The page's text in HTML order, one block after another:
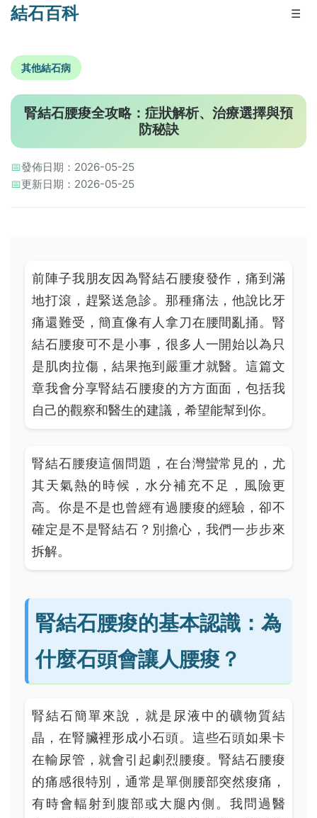
結石百科 ☰
其他結石病
腎結石腰痠全攻略：症狀解析、治療選擇與預
防秘訣
📅發佈日期：2026-05-25
📅更新日期：2026-05-25
前陣子我朋友因為腎結石腰痠發作，痛到滿
地打滾，趕緊送急診。那種痛法，他說比牙
痛還難受，簡直像有人拿刀在腰間亂捅。腎
結石腰痠可不是小事，很多人一開始以為只
是肌肉拉傷，結果拖到嚴重才就醫。這篇文
章我會分享腎結石腰痠的方方面面，包括我
自己的觀察和醫生的建議，希望能幫到你。
腎結石腰痠這個問題，在台灣蠻常見的，尤
其天氣熱的時候，水分補充不足，風險更
高。你是不是也曾經有過腰痠的經驗，卻不
確定是不是腎結石？別擔心，我們一步步來
拆解。
腎結石腰痠的基本認識：為
什麼石頭會讓人腰痠？
腎結石簡單來說，就是尿液中的礦物質結
晶，在腎臟裡形成小石頭。這些石頭如果卡
在輸尿管，就會引起劇烈腰痠。腎結石腰痠
的痛感很特別，通常是單側腰部突然痠痛，
有時會輻射到腹部或大腿內側。我問過醫